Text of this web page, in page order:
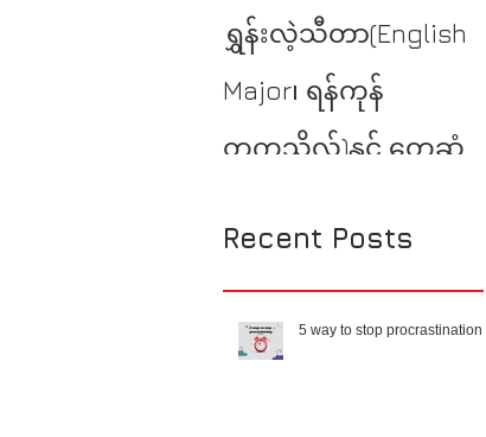
ရွှန်းလဲ့သီတာ(English
Major၊ ရန်ကုန်
တက္ကသိုလ်)နှင့် တွေ့ဆုံ
Recent Posts
5 way to stop procrastination